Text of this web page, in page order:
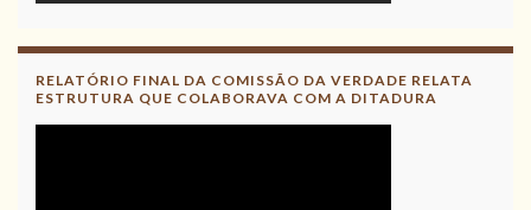
RELATÓRIO FINAL DA COMISSÃO DA VERDADE RELATA
ESTRUTURA QUE COLABORAVA COM A DITADURA